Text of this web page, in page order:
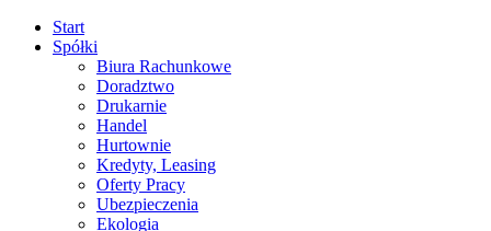
Start
Spółki
Biura Rachunkowe
Doradztwo
Drukarnie
Handel
Hurtownie
Kredyty, Leasing
Oferty Pracy
Ubezpieczenia
Ekologia